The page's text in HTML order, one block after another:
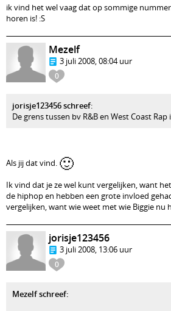
ik vind het wel vaag dat op sommige
horen is! :S
0
Mezelf
3 juli 2008, 08:04 uur
jorisje123456 schreef:
De grens tussen bv R&B en West Coast Rap
Als jij dat vind. 🙂
Ik vind dat je ze wel kunt vergelijken, want
de hiphop en hebben een grote invloed
vergelijken, want wie weet met wie Biggie nu
0
jorisje123456
3 juli 2008, 13:06 uur
Mezelf schreef: